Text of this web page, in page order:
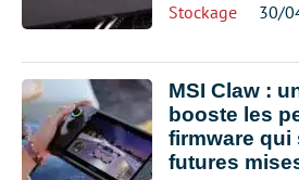
Stockage 30/
MSI Claw :
booste les
firmware qui
futures